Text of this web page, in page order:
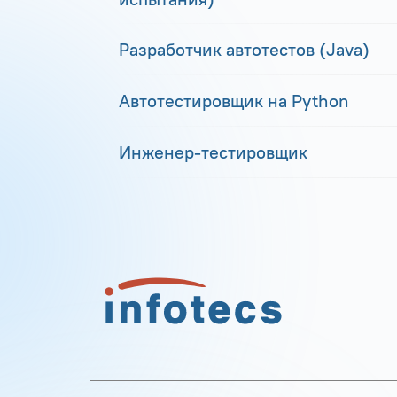
Разработчик автотестов (Java)
Автотестировщик на Python
Инженер-тестировщик